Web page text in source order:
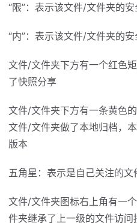
“限”：表示该文件/文件夹的
“内”：表示该文件/文件夹的
文件/文件夹下方有一个红色
了快照分享
文件/文件夹下方有一条黄色
文件/文件夹做了本地归档，
版本
五角星：表示是自己关注的文
文件/文件夹图标右上角有一
件夹继承了上一级的文件访问